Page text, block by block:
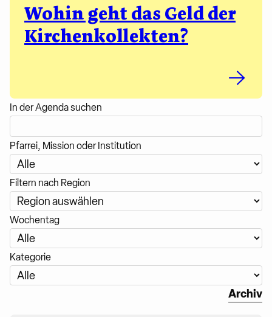
Wohin geht das Geld der
Kirchenkollekten?
In der Agenda suchen
Pfarrei, Mission oder Institution
Filtern nach Region
Wochentag
Kategorie
Archiv